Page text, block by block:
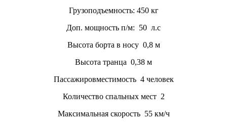
Грузоподъемность: 450 кг
Доп. мощность п/м: 50 л.с
Высота борта в носу 0,8 м
Высота транца 0,38 м
Пассажировместимость 4 человек
Количество спальных мест 2
Максимальная скорость 55 км/ч